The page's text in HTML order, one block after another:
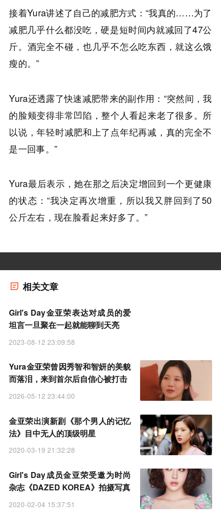
接着Yura讲述了自己的减肥方式：“我真的……为了
减肥几乎什么都没吃，硬是短时间内就减回了47公
斤。酒完全不碰，也几乎不怎么吃东西，就这么饿
瘦的。”
Yura还透露了快速减肥带来的副作用：“突然间，我
的脸颊变得非常凹陷，整个人看起来老了很多。所
以说，年轻时减肥和上了点年纪再减，真的完全不
是一回事。”
Yura最后表示，她在那之后决定增回到一个更健康
的状态：“我决定再次增重，所以我又胖回到了50
公斤左右，现在脸看起来好多了。”
相关文章
Girl's Day金亚荣表达对成员的爱
坦言一旦聚在一起就能聊到天亮
2023-08-12 23:09:58
Yura金亚荣曾因秀智和智妍的美貌
而落泪，来到首尔后自信心被打击
2026-05-12 23:44:00
金亚荣出演新剧《那个男人的记忆
法》目中无人的顶级明星
2020-03-19 21:32:28
Girl's Day成员金亚荣受邀为时尚
杂志《DAZED KOREA》拍摄写真
2020-02-04 15:37:51